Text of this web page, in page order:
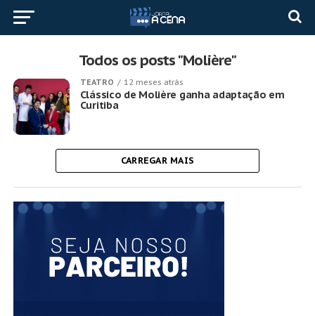
Todos os posts "Molière"
TEATRO 12 meses atrás
Clássico de Molière ganha adaptação em
Curitiba
CARREGAR MAIS